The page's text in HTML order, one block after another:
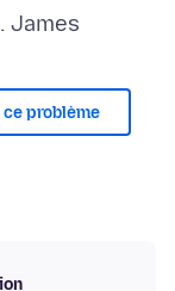
ce problème